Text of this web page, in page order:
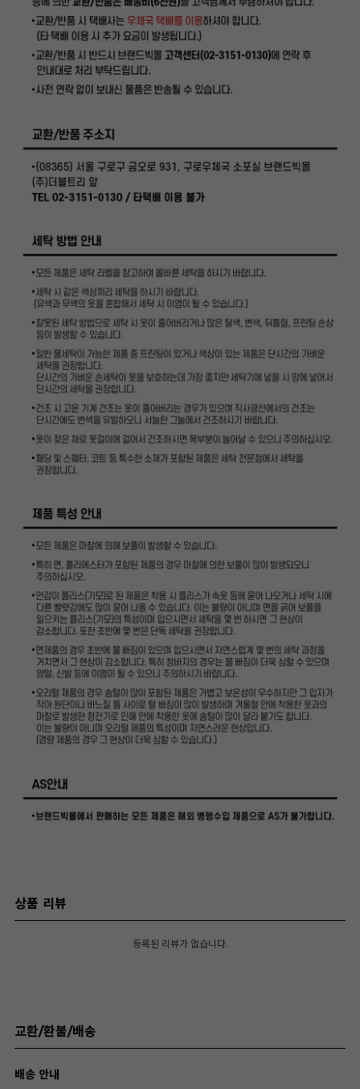
상품 리뷰
등록된 리뷰가 없습니다.
교환/환불/배송
배송 안내